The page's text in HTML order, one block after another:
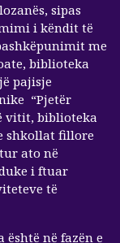
sipas
i këndit të
me
biblioteka
pajisje
“Pjetër
vitit, biblioteka
shkollat fillore
ato në
i ftuar
të
në fazën e